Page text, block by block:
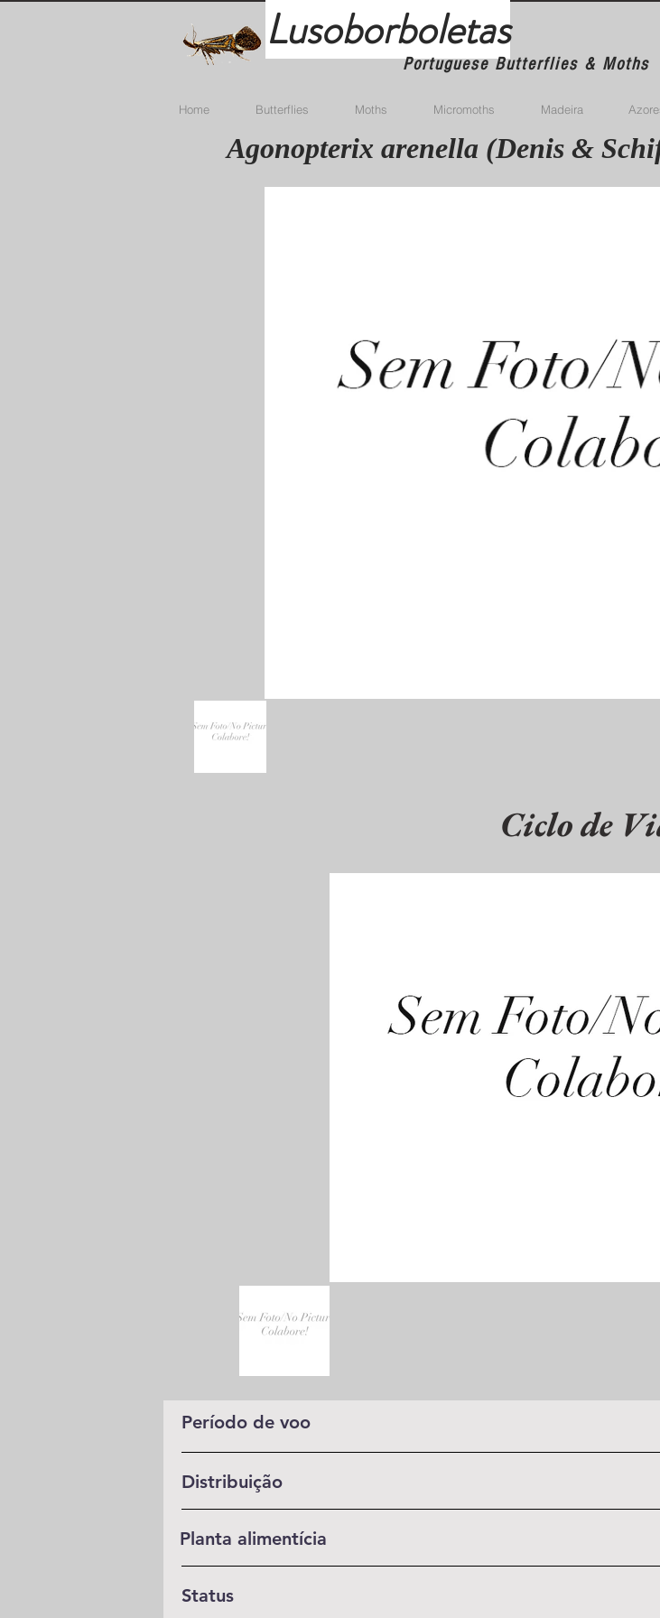
Lusoborboletas
Portuguese Butterflies & Moths
Home Butterflies Moths Micromoths Madeira
Agonopterix arenella (Denis &
Ciclo de
Período de voo
Distribuição
Planta alimentícia
Status